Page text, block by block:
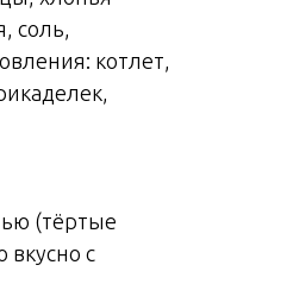
соль,
котлет,
(тёртые
с